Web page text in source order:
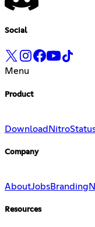
Social
Menu
Product
Download Nitro
Company
AboutJobsBranding
Resources